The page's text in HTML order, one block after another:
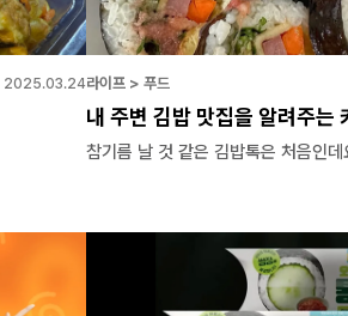
2025.03.24라이프 > 푸드
내 주변 김밥 맛집을 알려주는
참기름 날 것 같은 김밥톡은 처음인데